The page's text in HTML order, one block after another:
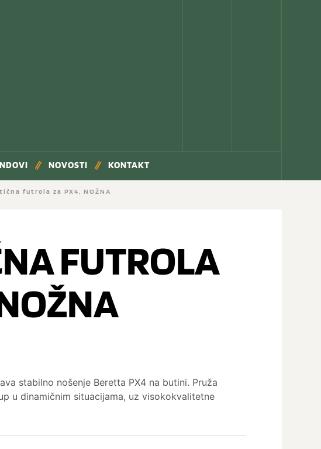
NOVOSTI KONTAKT
futrola za PX4, NOŽNA
FUTROLA
stabilno nošenje Beretta PX4 na butini. Pruža
u dinamičnim situacijama, uz visokokvalitetne